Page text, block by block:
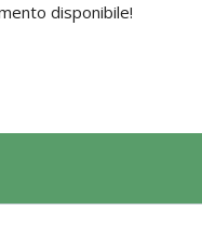
disponibile!